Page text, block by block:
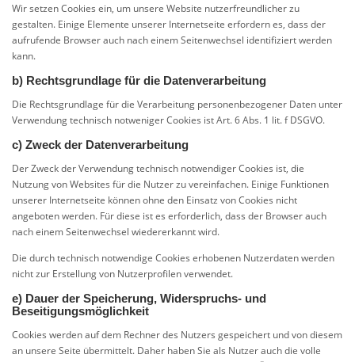
Wir setzen Cookies ein, um unsere Website nutzerfreundlicher zu
gestalten. Einige Elemente unserer Internetseite erfordern es, dass der
aufrufende Browser auch nach einem Seitenwechsel identifiziert werden
kann.
b) Rechtsgrundlage für die Datenverarbeitung
Die Rechtsgrundlage für die Verarbeitung personenbezogener Daten unter
Verwendung technisch notweniger Cookies ist Art. 6 Abs. 1 lit. f DSGVO.
c) Zweck der Datenverarbeitung
Der Zweck der Verwendung technisch notwendiger Cookies ist, die
Nutzung von Websites für die Nutzer zu vereinfachen. Einige Funktionen
unserer Internetseite können ohne den Einsatz von Cookies nicht
angeboten werden. Für diese ist es erforderlich, dass der Browser auch
nach einem Seitenwechsel wiedererkannt wird.
Die durch technisch notwendige Cookies erhobenen Nutzerdaten werden
nicht zur Erstellung von Nutzerprofilen verwendet.
e) Dauer der Speicherung, Widerspruchs- und
Beseitigungsmöglichkeit
Cookies werden auf dem Rechner des Nutzers gespeichert und von diesem
an unsere Seite übermittelt. Daher haben Sie als Nutzer auch die volle